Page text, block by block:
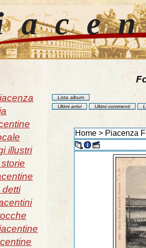
illustri
detti
Lista album
Ultimi arrivi
Ultimi commenti
Home> Piacenza